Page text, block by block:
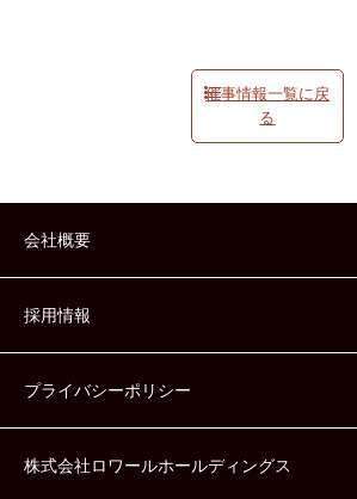
催事情報一覧に戻
る
会社概要
採用情報
プライバシーポリシー
株式会社ロワールホールディングス